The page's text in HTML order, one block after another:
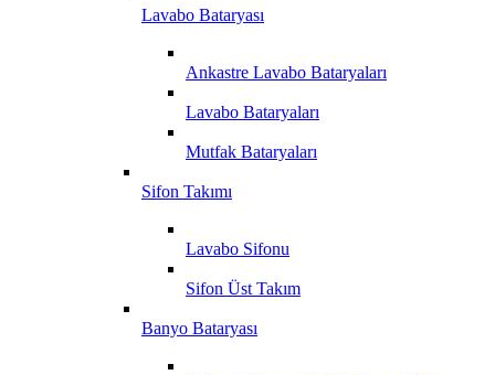
Lavabo Bataryası
Ankastre Lavabo Bataryaları
Lavabo Bataryaları
Mutfak Bataryaları
Sifon Takımı
Lavabo Sifonu
Sifon Üst Takım
Banyo Bataryası